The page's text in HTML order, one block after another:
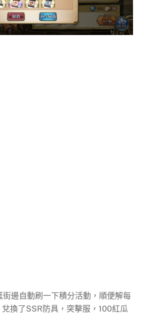
邊自動刷一下積分活動，順便解每
換了SSR防具，突擊服，100紅瓜